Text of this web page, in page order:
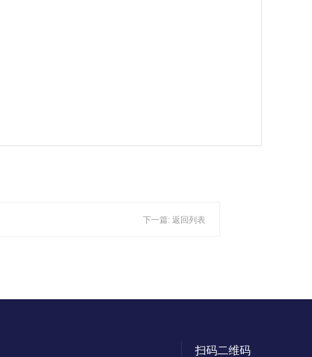
下一篇: 返回列表
扫码二维码